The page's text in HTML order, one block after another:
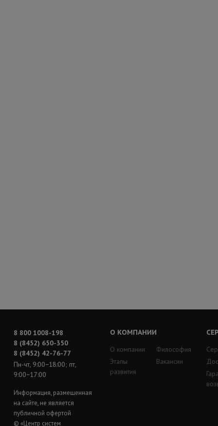
8 800 1008-198
8 (8452) 650-350
8 (8452) 42-76-77
Пн-чт, 9:00−18:00; пт,
9:00−17:00
Информация, размещенная
на сайте, не является
публичной офертой
© «Центр систем
О КОМПАНИИ
О компании
Этапы
развития
Философия
Вакансии